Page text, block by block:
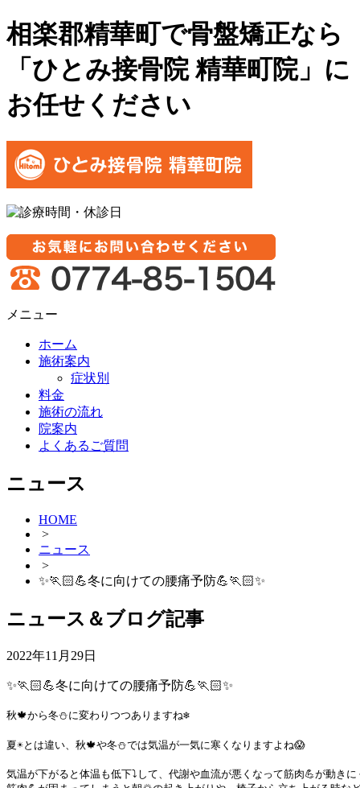
相楽郡精華町で骨盤矯正なら
「ひとみ接骨院 精華町院」に
お任せください
メニュー
ホーム
施術案内
症状別
料金
施術の流れ
院案内
よくあるご質問
ニュース
HOME
>
ニュース
>
✨🏃🏻💪冬に向けての腰痛予防💪🏃🏻✨
ニュース＆ブログ記事
2022年11月29日
✨🏃🏻💪冬に向けての腰痛予防💪🏃🏻✨
秋🍁から冬⛄️に変わりつつありますね❄️
夏☀️とは違い、秋🍁や冬⛄️では気温が一気に寒くなりますよね😱
気温が下がると体温も低下⤵️して、代謝や血流が悪くなって筋肉💪が動きに